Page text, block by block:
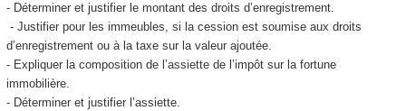
- Déterminer et justifier le montant des droits d’enregistrement.
- Justifier pour les immeubles, si la cession est soumise aux droits
d’enregistrement ou à la taxe sur la valeur ajoutée.
- Expliquer la composition de l’assiette de l’impôt sur la fortune
immobilière.
- Déterminer et justifier l’assiette.